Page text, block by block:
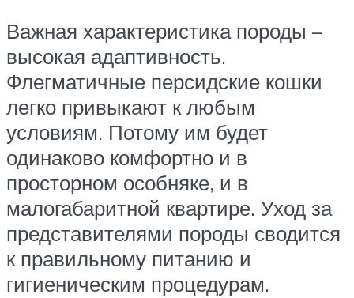
Важная характеристика породы –
высокая адаптивность.
Флегматичные персидские кошки
легко привыкают к любым
условиям. Потому им будет
одинаково комфортно и в
просторном особняке, и в
малогабаритной квартире. Уход за
представителями породы сводится
к правильному питанию и
гигиеническим процедурам.